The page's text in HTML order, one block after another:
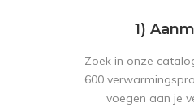
1)
Zoek in onze
600
voegen aan je